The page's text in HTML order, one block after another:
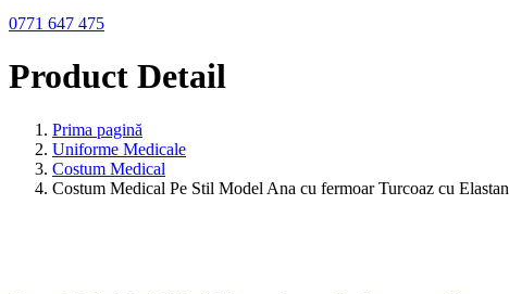
0771 647 475
Product Detail
Prima pagină
Uniforme Medicale
Costum Medical
Costum Medical Pe Stil Model Ana cu fermoar Turcoaz cu Elastan